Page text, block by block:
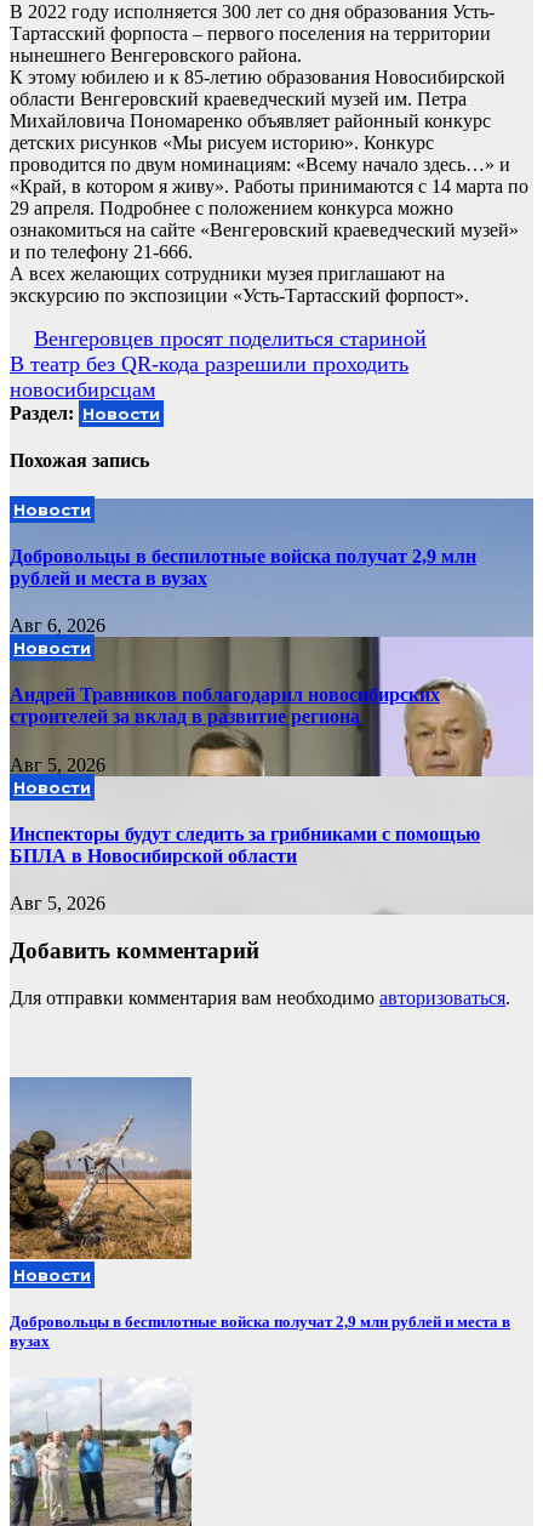
В 2022 году исполняется 300 лет со дня образования Усть-
Тартасский форпоста – первого поселения на территории
нынешнего Венгеровского района.
К этому юбилею и к 85-летию образования Новосибирской
области Венгеровский краеведческий музей им. Петра
Михайловича Пономаренко объявляет районный конкурс
детских рисунков «Мы рисуем историю». Конкурс
проводится по двум номинациям: «Всему начало здесь…» и
«Край, в котором я живу». Работы принимаются с 14 марта по
29 апреля. Подробнее с положением конкурса можно
ознакомиться на сайте «Венгеровский краеведческий музей»
и по телефону 21-666.
А всех желающих сотрудники музея приглашают на
экскурсию по экспозиции «Усть-Тартасский форпост».
Навигация
по
записям
Венгеровцев просят поделиться стариной
В театр без QR-кода разрешили проходить
новосибирсцам
Раздел: Новости
Похожая запись
Новости
Добровольцы в беспилотные войска получат 2,9 млн
рублей и места в вузах
Авг 6, 2026
Новости
Андрей Травников поблагодарил новосибирских
строителей за вклад в развитие региона
Авг 5, 2026
Новости
Инспекторы будут следить за грибниками с помощью
БПЛА в Новосибирской области
Авг 5, 2026
Добавить комментарий
Для отправки комментария вам необходимо авторизоваться.
Новости
Добровольцы в беспилотные войска получат 2,9 млн рублей и места в
вузах